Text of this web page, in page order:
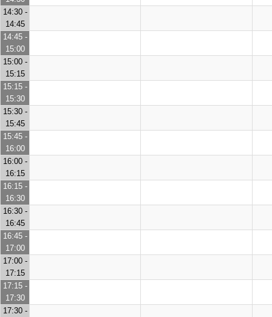
14:30 -
14:45
14:45 -
15:00
15:00 -
15:15
15:15 -
15:30
15:30 -
15:45
15:45 -
16:00
16:00 -
16:15
16:15 -
16:30
16:30 -
16:45
16:45 -
17:00
17:00 -
17:15
17:15 -
17:30
17:30 -